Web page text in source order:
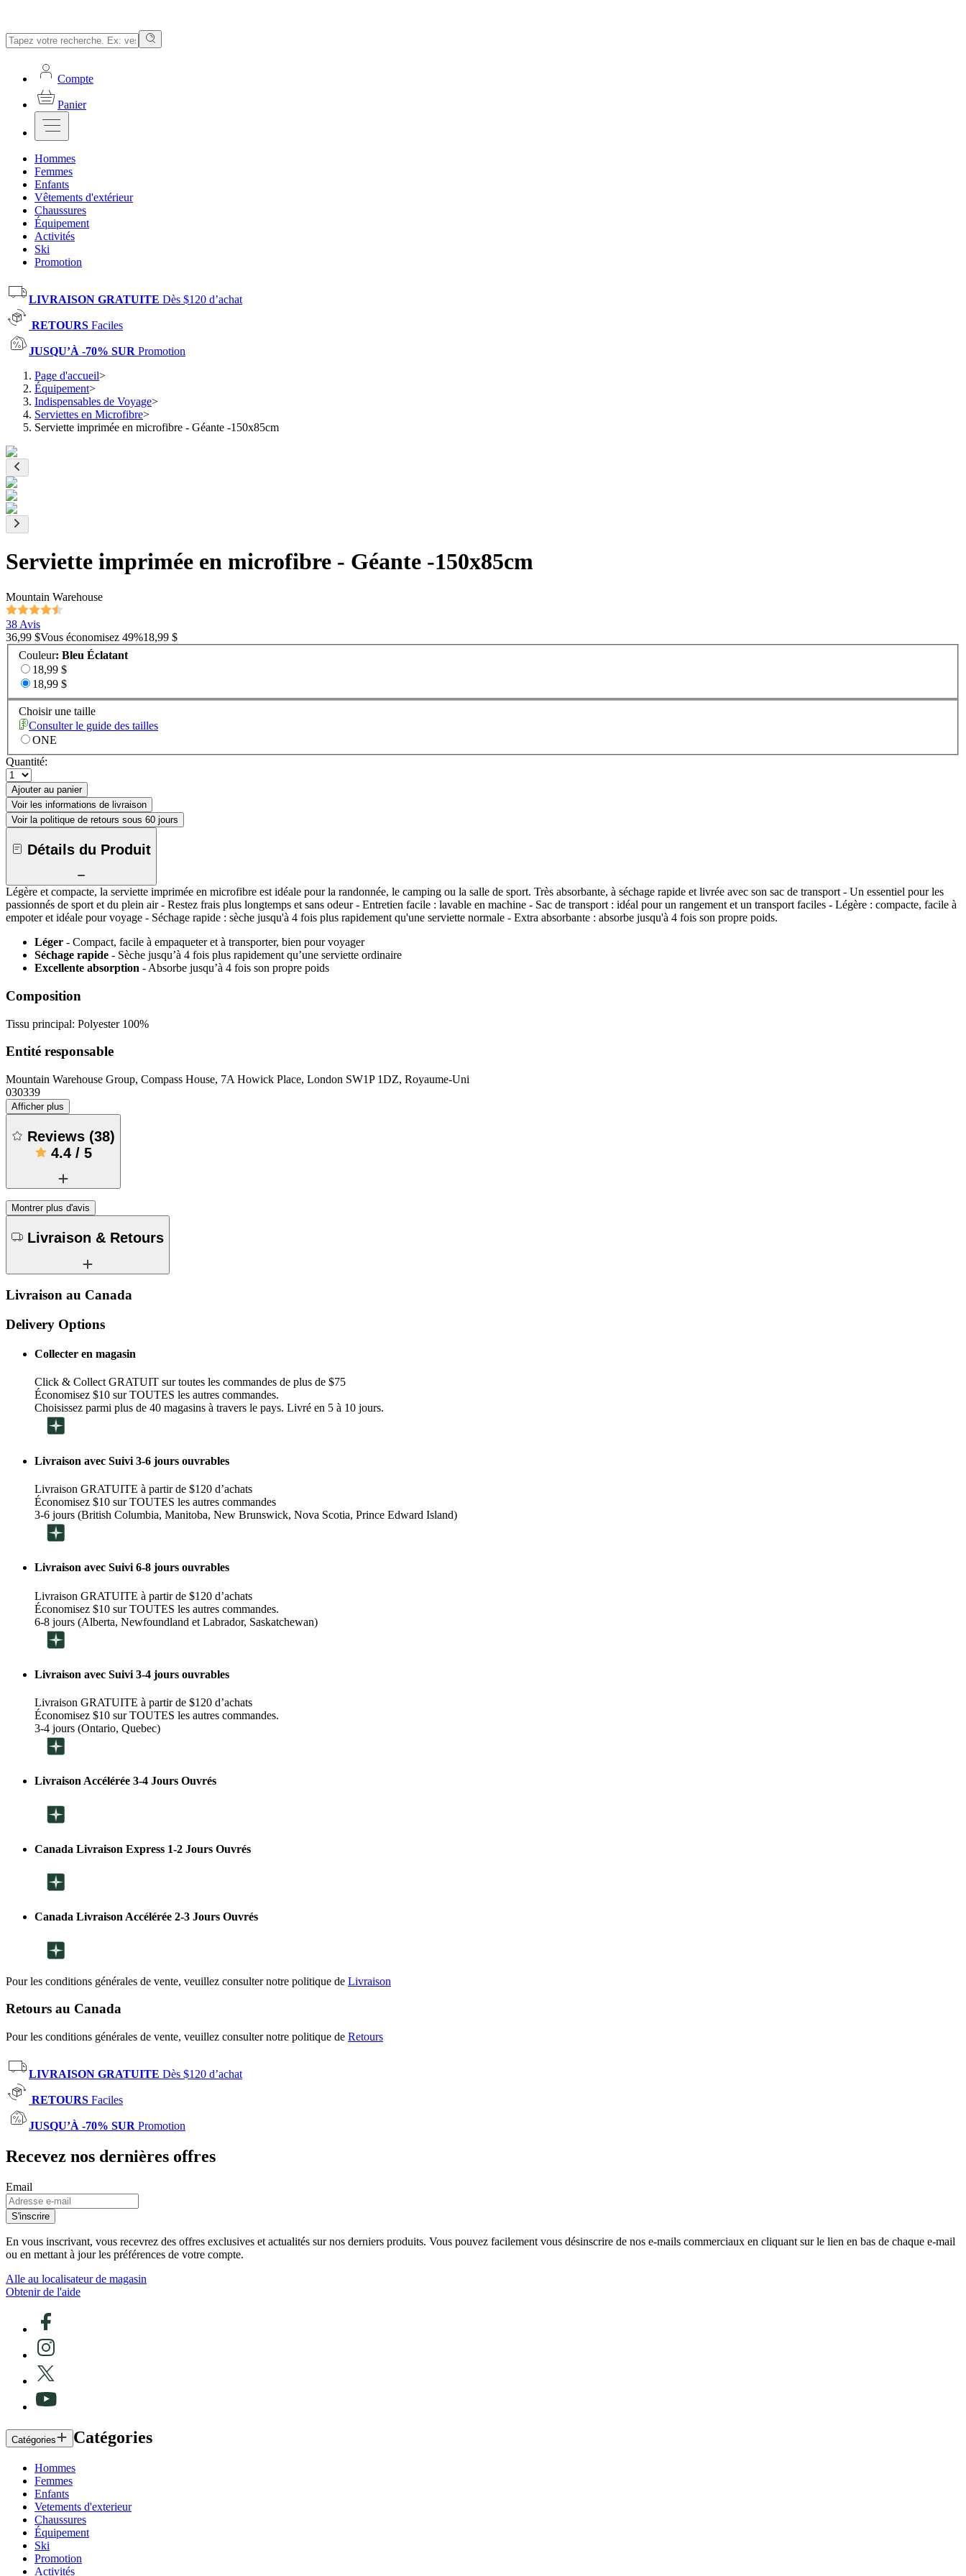
Compte
Panier
Hommes
Femmes
Enfants
Vêtements d'extérieur
Chaussures
Équipement
Activités
Ski
Promotion
LIVRAISON GRATUITE Dès $120 d’achat
RETOURS Faciles
JUSQU’À -70% SUR Promotion
Page d'accueil>
Équipement>
Indispensables de Voyage>
Serviettes en Microfibre>
Serviette imprimée en microfibre - Géante -150x85cm
Serviette imprimée en microfibre - Géante -150x85cm
Mountain Warehouse
38 Avis
36,99 $Vous économisez 49%18,99 $
Couleur: Bleu Éclatant
18,99 $
18,99 $
Choisir une taille
Consulter le guide des tailles
ONE
Quantité:
Ajouter au panier
Voir les informations de livraison
Voir la politique de retours sous 60 jours
Détails du Produit
Légère et compacte, la serviette imprimée en microfibre est idéale pour la randonnée, le camping ou la salle de sport. Très absorbante, à séchage rapide et livrée avec son sac de transport - Un essentiel pour les
passionnés de sport et du plein air - Restez frais plus longtemps et sans odeur - Entretien facile : lavable en machine - Sac de transport : idéal pour un rangement et un transport faciles - Légère : compacte, facile à
empoter et idéale pour voyage - Séchage rapide : sèche jusqu'à 4 fois plus rapidement qu'une serviette normale - Extra absorbante : absorbe jusqu'à 4 fois son propre poids.
Léger - Compact, facile à empaqueter et à transporter, bien pour voyager
Séchage rapide - Sèche jusqu’à 4 fois plus rapidement qu’une serviette ordinaire
Excellente absorption - Absorbe jusqu’à 4 fois son propre poids
Composition
Tissu principal: Polyester 100%
Entité responsable
Mountain Warehouse Group, Compass House, 7A Howick Place, London SW1P 1DZ, Royaume-Uni
030339
Afficher plus
Reviews (38)
4.4/ 5
Montrer plus d'avis
Livraison & Retours
Livraison au Canada
Delivery Options
Collecter en magasin
Click & Collect GRATUIT sur toutes les commandes de plus de $75
Économisez $10 sur TOUTES les autres commandes.
Choisissez parmi plus de 40 magasins à travers le pays. Livré en 5 à 10 jours.
Livraison avec Suivi 3-6 jours ouvrables
Livraison GRATUITE à partir de $120 d’achats
Économisez $10 sur TOUTES les autres commandes
3-6 jours (British Columbia, Manitoba, New Brunswick, Nova Scotia, Prince Edward Island)
Livraison avec Suivi 6-8 jours ouvrables
Livraison GRATUITE à partir de $120 d’achats
Économisez $10 sur TOUTES les autres commandes.
6-8 jours (Alberta, Newfoundland et Labrador, Saskatchewan)
Livraison avec Suivi 3-4 jours ouvrables
Livraison GRATUITE à partir de $120 d’achats
Économisez $10 sur TOUTES les autres commandes.
3-4 jours (Ontario, Quebec)
Livraison Accélérée 3-4 Jours Ouvrés
Canada Livraison Express 1-2 Jours Ouvrés
Canada Livraison Accélérée 2-3 Jours Ouvrés
Pour les conditions générales de vente, veuillez consulter notre politique de Livraison
Retours au Canada
Pour les conditions générales de vente, veuillez consulter notre politique de Retours
LIVRAISON GRATUITE Dès $120 d’achat
RETOURS Faciles
JUSQU’À -70% SUR Promotion
Recevez nos dernières offres
Email
S'inscrire
En vous inscrivant, vous recevrez des offres exclusives et actualités sur nos derniers produits. Vous pouvez facilement vous désinscrire de nos e-mails commerciaux en cliquant sur le lien en bas de chaque e-mail
ou en mettant à jour les préférences de votre compte.
Alle au localisateur de magasin
Obtenir de l'aide
Catégories Catégories
Hommes
Femmes
Enfants
Vetements d'exterieur
Chaussures
Équipement
Ski
Promotion
Activités